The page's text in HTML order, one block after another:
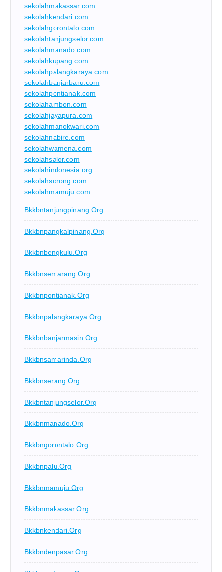
sekolahmakassar.com
sekolahkendari.com
sekolahgorontalo.com
sekolahtanjungselor.com
sekolahmanado.com
sekolahkupang.com
sekolahpalangkaraya.com
sekolahbanjarbaru.com
sekolahpontianak.com
sekolahambon.com
sekolahjayapura.com
sekolahmanokwari.com
sekolahnabire.com
sekolahwamena.com
sekolahsalor.com
sekolahindonesia.org
sekolahsorong.com
sekolahmamuju.com
Bkkbntanjungpinang.org
Bkkbnpangkalpinang.org
Bkkbnbengkulu.org
Bkkbnsemarang.org
Bkkbnpontianak.org
Bkkbnpalangkaraya.org
Bkkbnbanjarmasin.org
Bkkbnsamarinda.org
Bkkbnserang.org
Bkkbntanjungselor.org
Bkkbnmanado.org
Bkkbngorontalo.org
Bkkbnpalu.org
Bkkbnmamuju.org
Bkkbnmakassar.org
Bkkbnkendari.org
Bkkbndenpasar.org